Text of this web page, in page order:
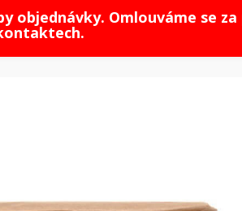
objednávky. Omlouváme se